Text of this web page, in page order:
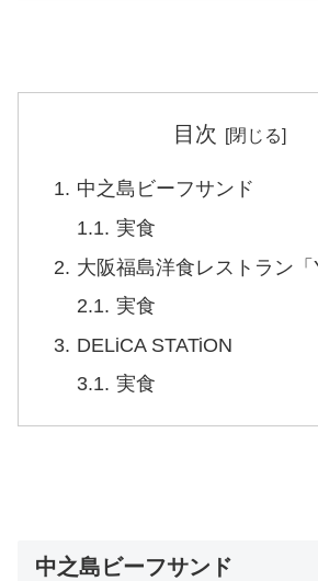
目次
中之島ビーフサンド
実食
大阪福島洋食レストラン「
実食
DELiCA STATiON
実食
中之島ビーフサンド